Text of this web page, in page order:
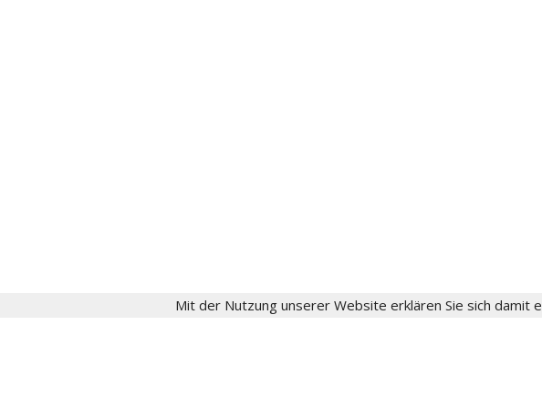
Mit der Nutzung unserer Website erklären Sie sich damit